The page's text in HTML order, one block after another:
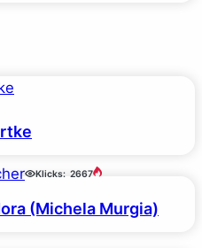
Klicks: 2667
(Michela Murgia)